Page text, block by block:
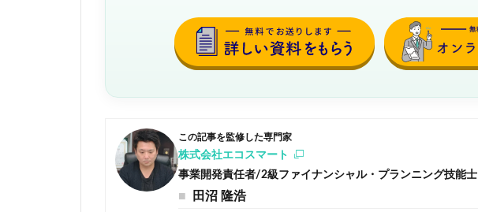
この記事を監修した専門家
株式会社エコスマート
事業開発責任者/2級ファイナンシャル・プランニング技能士
田沼 隆浩